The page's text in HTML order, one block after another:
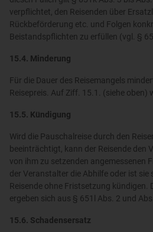
verpflichtet, den Reisenden über
Rückbeförderung etc. und Folgen
Beistandspflichten zu erfüllen (vgl. §
15.4. Minderung
Für die Dauer des Reisemangels
Reisepreis. Auf Ziff. 15.1. (siehe oben)
15.5. Kündigung
Wird die Pauschalreise durch den
beeinträchtigt, kann der Reisende den
von ihm zu setzenden angemessenen
der Veranstalter die Abhilfe oder ist
Reisende ohne Fristsetzung kündigen.
ergeben sich aus § 651l Abs. 2 und
15.6. Schadensersatz